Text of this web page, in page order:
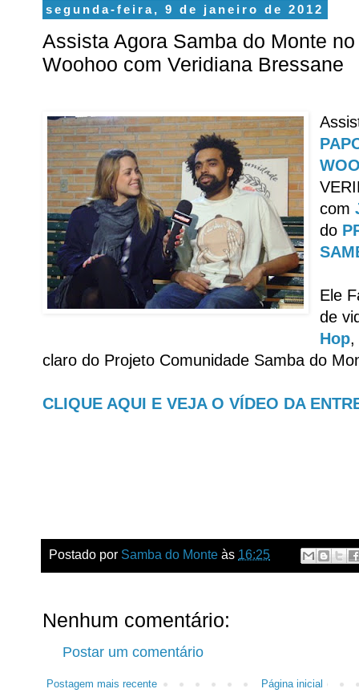
segunda-feira, 9 de janeiro de 2012
Assista Agora Samba do Monte
Woohoo com Veridiana Bressane
com
do
Ele
de
Hop
claro do Projeto Comunidade Samba do
CLIQUE AQUI E VEJA O VÍDEO DA
Postado por Samba do Monte às 16:25
Nenhum comentário:
Postar um comentário
Postagem mais recente Página inicial